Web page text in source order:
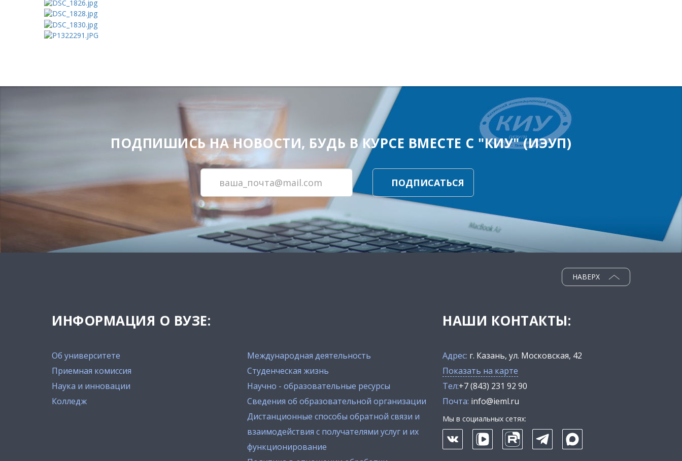
ПОДПИШИСЬ НА НОВОСТИ, БУДЬ В КУРСЕ ВМЕСТЕ С "КИУ" (ИЭУП)
ПОДПИСАТЬСЯ
ИНФОРМАЦИЯ О ВУЗЕ:
Об университете
Приемная комиссия
Наука и инновации
Колледж
Международная деятельность
Студенческая жизнь
Научно - образовательные ресурсы
Сведения об образовательной организации
Дистанционные способы обратной связи и
взаимодействия с получателями услуг и их
функционирование
НАВЕРХ
НАШИ КОНТАКТЫ:
Адрес: г. Казань, ул. Московская, 42
Показать на карте
Тел:+7 (843) 231 92 90
Почта: info@ieml.ru
Мы в социальных сетях: